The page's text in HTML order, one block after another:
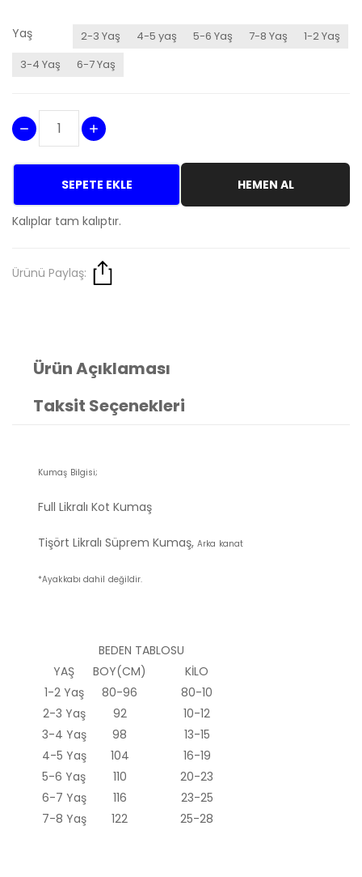
Yaş 2-3 Yaş 4-5 yaş 5-6 Yaş 7-8 Yaş
1-2 Yaş
3-4 Yaş
6-7 Yaş
SEPETE EKLE HEMEN AL
Kalıplar tam kalıptır.
Ürünü Paylaş:
Ürün Açıklaması
Taksit Seçenekleri
Kumaş Bilgisi;
Full Likralı Kot Kumaş
Tişört Likralı Süprem Kumaş, Arka kanat
*Ayakkabı dahil değildir.
BEDEN TABLOSU
YAŞ
BOY(CM)
KİLO
1-2 Yaş
80-96
80-10
2-3 Yaş
92
10-12
3-4 Yaş
98
13-15
4-5 Yaş
104
16-19
5-6 Yaş
110
20-23
6-7 Yaş
116
23-25
7-8 Yaş
122 25-28